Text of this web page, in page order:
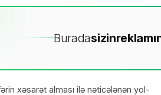
Buradasizin
xəsarət alması ilə nəticələnən yol-